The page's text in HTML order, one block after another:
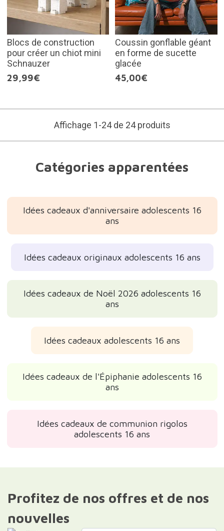
Blocs de construction
pour créer un chiot mini
Schnauzer
29,99€
Coussin gonflable géant
en forme de sucette
glacée
45,00€
Affichage 1-24 de 24 produits
Catégories apparentées
Idées cadeaux d'anniversaire adolescents 16
ans
Idées cadeaux originaux adolescents 16 ans
Idées cadeaux de Noël 2026 adolescents 16
ans
Idées cadeaux adolescents 16 ans
Idées cadeaux de l'Épiphanie adolescents 16
ans
Idées cadeaux de communion rigolos
adolescents 16 ans
Profitez de nos offres et de nos
nouvelles